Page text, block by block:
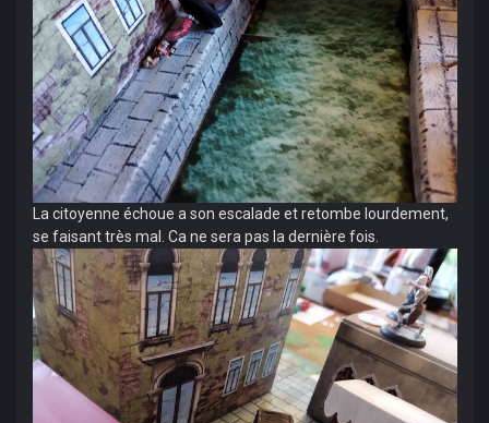
La citoyenne échoue a son escalade et retombe lourdement,
se faisant très mal. Ca ne sera pas la dernière fois.